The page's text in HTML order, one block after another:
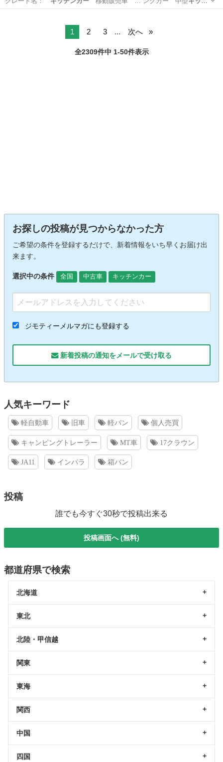
ンカー中型移動販売…
1 2 3 ... 次へ
全2309件中 1-50件表示
お探しの投稿が見つからなかった方
ご希望の条件を登録するだけで、新着情報をいち早くお届け出
来ます。
選択中の条件 全国 中古車 キッチンカー
ジモティーメルマガにも登録する
新着投稿の通知をメールで受け取る
人気キーワード
軽自動車 旧車 軽バン 個人売買
キャンピングトレーラー MT車 17クラウン
JA11 インパラ 箱バン
投稿
誰でも今すぐ30秒で投稿出来る
投稿画面へ (無料)
都道府県で検索
北海道
東北
北陸・甲信越
関東
東海
関西
中国
四国